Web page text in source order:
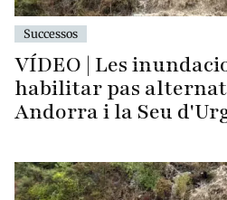
Successos
VÍDEO | Les
habilitar pas
Andorra i la Seu